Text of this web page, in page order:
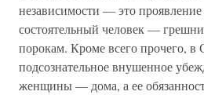
независимости — это
состоятельный человек —
порокам. Кроме всего прочего,
подсознательное внушенное
женщины — дома, а ее